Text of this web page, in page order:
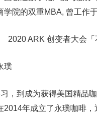
院的双重MBA, 曾工作
璞
，到成为获得美国精品
年成立了永璞咖啡